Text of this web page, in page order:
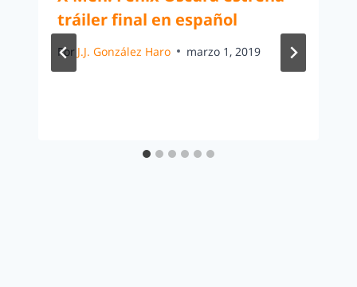
tráiler final en español
Por J.J. González Haro marzo 1, 2019